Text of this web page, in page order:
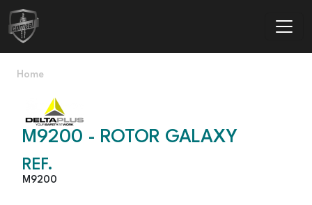
Passar para o conteúdo principal
Navegação estrutural
Home
M9200 - ROTOR GALAXY
REF.
M9200